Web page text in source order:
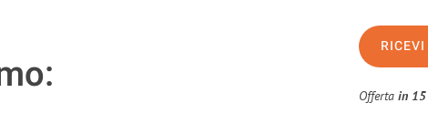
Offertain